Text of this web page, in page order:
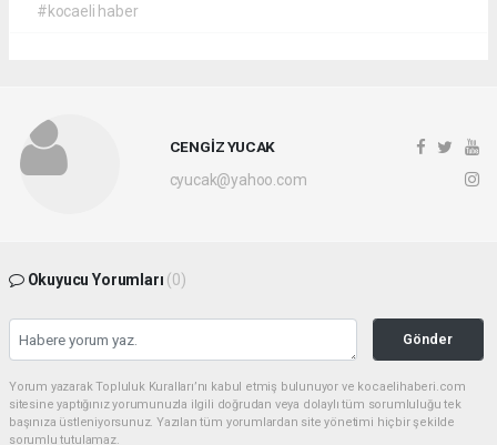
#kocaeli haber
CENGİZ YUCAK
cyucak@yahoo.com
Okuyucu Yorumları (0)
Gönder
Yorum yazarak Topluluk Kuralları’nı kabul etmiş bulunuyor ve kocaelihaberi.com
sitesine yaptığınız yorumunuzla ilgili doğrudan veya dolaylı tüm sorumluluğu tek
başınıza üstleniyorsunuz. Yazılan tüm yorumlardan site yönetimi hiçbir şekilde
sorumlu tutulamaz.